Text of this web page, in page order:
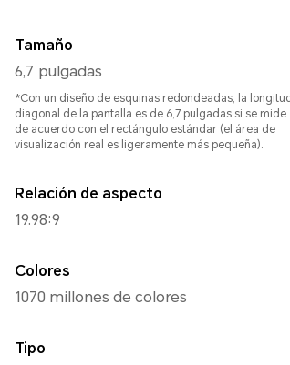
Tamaño
6,7 pulgadas
*Con un diseño de esquinas redondeadas, la longitud
diagonal de la pantalla es de 6,7 pulgadas si se mide
de acuerdo con el rectángulo estándar (el área de
visualización real es ligeramente más pequeña).
Relación de aspecto
19.98:9
Colores
1070 millones de colores
Tipo